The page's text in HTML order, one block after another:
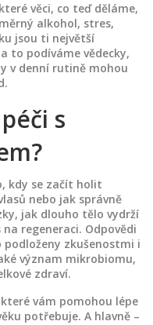
věci, co teď děláme,
alkohol, stres,
jsou ti největší
to podíváme vědecky,
v denní rutině mohou
s
kdy se začít holit
nebo jak správně
jak dlouho tělo vydrží
regeneraci. Odpovědi
zkušenostmi i
význam mikrobiomu,
zdraví.
vám pomohou lépe
potřebuje. A hlavně –